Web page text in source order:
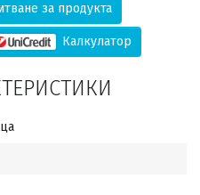
за продукта
Калкулатор